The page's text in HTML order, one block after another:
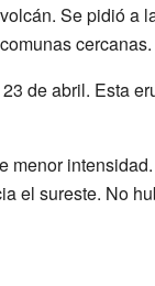
Se pidió a
cercanas.
de abril. Esta
menor
el sureste. No